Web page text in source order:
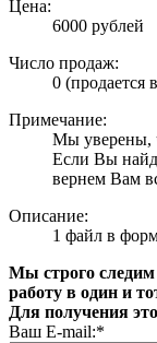
Цена:
6000 рублей
Число продаж:
0 (продается
Примечание:
Мы уверены,
Если Вы
вернем Вам
Описание:
1 файл в
Мы строго
работу в один и
Для получения
Ваш E-mail:*